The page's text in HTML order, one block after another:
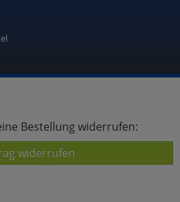
Bestellung widerrufen:
widerrufen